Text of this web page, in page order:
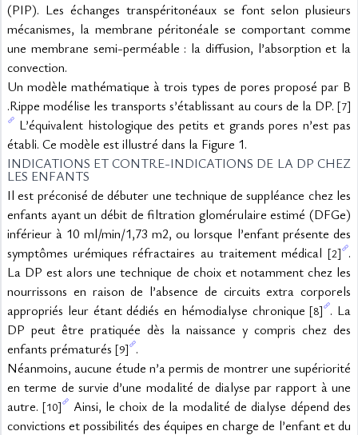
(PIP). Les échanges transpéritonéaux se font selon plusieurs
mécanismes, la membrane péritonéale se comportant comme
une membrane semi-perméable : la diffusion, l’absorption et la
convection.
Un modèle mathématique à trois types de pores proposé par B
.Rippe modélise les transports s’établissant au cours de la DP. [7]
L’équivalent histologique des petits et grands pores n’est pas
établi. Ce modèle est illustré dans la Figure 1.
INDICATIONS ET CONTRE-INDICATIONS DE LA DP CHEZ
LES ENFANTS
Il est préconisé de débuter une technique de suppléance chez les
enfants ayant un débit de filtration glomérulaire estimé (DFGe)
inférieur à 10 ml/min/1,73 m2, ou lorsque l’enfant présente des
symptômes urémiques réfractaires au traitement médical [2] .
La DP est alors une technique de choix et notamment chez les
nourrissons en raison de l’absence de circuits extra corporels
appropriés leur étant dédiés en hémodialyse chronique [8] . La
DP peut être pratiquée dès la naissance y compris chez des
enfants prématurés [9] .
Néanmoins, aucune étude n’a permis de montrer une supériorité
en terme de survie d’une modalité de dialyse par rapport à une
autre. [10]
Ainsi, le choix de la modalité de dialyse dépend des
convictions et possibilités des équipes en charge de l’enfant et du